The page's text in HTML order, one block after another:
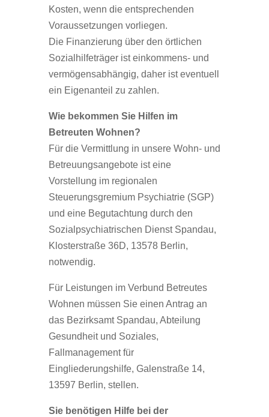
Kosten, wenn die entsprechenden
Voraussetzungen vorliegen.
Die Finanzierung über den örtlichen
Sozialhilfeträger ist einkommens- und
vermögensabhängig, daher ist eventuell
ein Eigenanteil zu zahlen.
Wie bekommen Sie Hilfen im
Betreuten Wohnen?
Für die Vermittlung in unsere Wohn- und
Betreuungsangebote ist eine
Vorstellung im regionalen
Steuerungsgremium Psychiatrie (SGP)
und eine Begutachtung durch den
Sozialpsychiatrischen Dienst Spandau,
Klosterstraße 36D, 13578 Berlin,
notwendig.
Für Leistungen im Verbund Betreutes
Wohnen müssen Sie einen Antrag an
das Bezirksamt Spandau, Abteilung
Gesundheit und Soziales,
Fallmanagement für
Eingliederungshilfe, Galenstraße 14,
13597 Berlin, stellen.
Sie benötigen Hilfe bei der